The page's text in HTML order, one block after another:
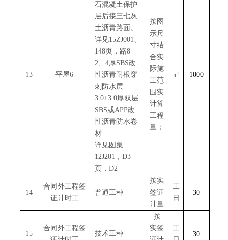
13 平屋6
石混凝土保护
层后接三七灰
土沥青路面。
详见15ZJ001、
148页，路8
2、4厚SBS改
性沥青耐根穿
刺防水层
3.0+3.0厚双层
SBS或APP改
性沥青防水卷
材
详见图集
12J201，D3
页，D2
按图
示尺
寸结
合实
际施
工范
围实
计算
工程
量；
㎡ 1000
14
合同外工程签
证计时工
普通工种
按实
签证
计量
工
日
30
15
合同外工程签
技术工种
按
实签
工
30